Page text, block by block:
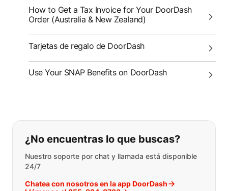
How to Get a Tax Invoice for Your DoorDash
Order (Australia & New Zealand)
Tarjetas de regalo de DoorDash
Use Your SNAP Benefits on DoorDash
Si no puede encontrar lo que está
¿No encuentras lo que buscas?
Nuestro soporte por chat y llamada está disponible
24/7
Chatea con nosotros en la app DoorDash